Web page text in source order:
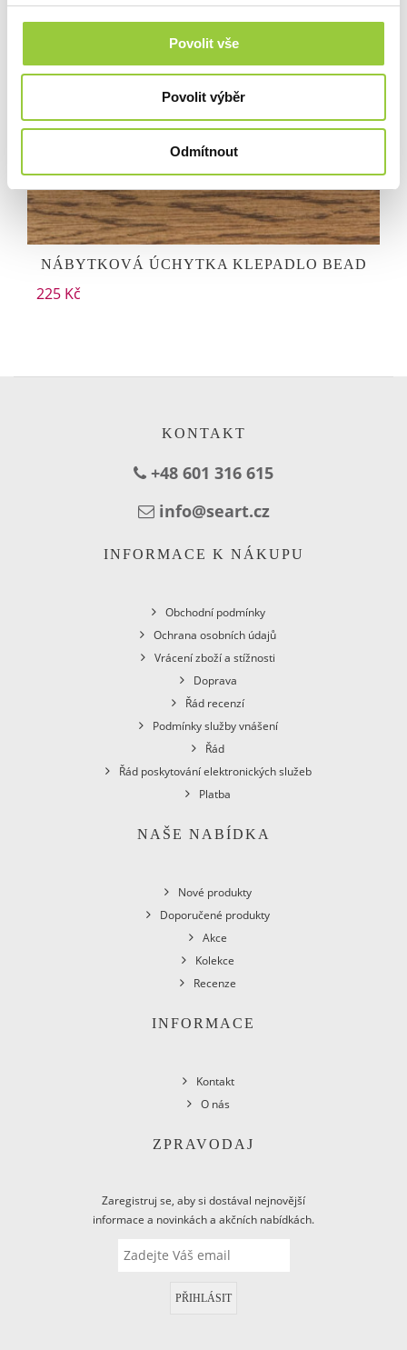
Povolit vše
Povolit výběr
Odmítnout
NÁBYTKOVÁ ÚCHYTKA KLEPADLO BEAD
225 Kč
KONTAKT
+48 601 316 615
info@seart.cz
INFORMACE K NÁKUPU
Obchodní podmínky
Ochrana osobních údajů
Vrácení zboží a stížnosti
Doprava
Řád recenzí
Podmínky služby vnášení
Řád
Řád poskytování elektronických služeb
Platba
NAŠE NABÍDKA
Nové produkty
Doporučené produkty
Akce
Kolekce
Recenze
INFORMACE
Kontakt
O nás
ZPRAVODAJ
Zaregistruj se, aby si dostával nejnovější
informace a novinkách a akčních nabídkách.
PŘIHLÁSIT